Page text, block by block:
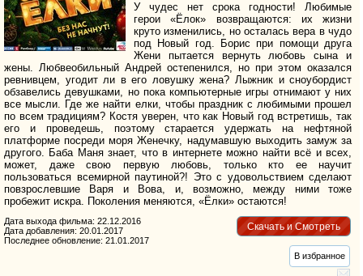
У чудес нет срока годности! Любимые
герои «Ёлок» возвращаются: их жизни
круто изменились, но осталась вера в чудо
под Новый год. Борис при помощи друга
Жени пытается вернуть любовь сына и
жены. Любвеобильный Андрей остепенился, но при этом оказался
ревнивцем, угодит ли в его ловушку жена? Лыжник и сноубордист
обзавелись девушками, но пока компьютерные игры отнимают у них
все мысли. Где же найти елки, чтобы праздник с любимыми прошел
по всем традициям? Костя уверен, что как Новый год встретишь, так
его и проведешь, поэтому старается удержать на нефтяной
платформе посреди моря Женечку, надумавшую выходить замуж за
другого. Баба Маня знает, что в интернете можно найти всё и всех,
может, даже свою первую любовь, только кто ее научит
пользоваться всемирной паутиной?! Это с удовольствием сделают
повзрослевшие Варя и Вова, и, возможно, между ними тоже
пробежит искра. Поколения меняются, «Ёлки» остаются!
Скачать и Смотреть
Дата выхода фильма: 22.12.2016
Дата добавления: 20.01.2017
Последнее обновление: 21.01.2017
В избранное